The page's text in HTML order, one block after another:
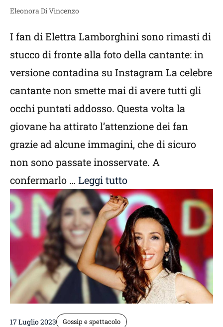
Eleonora Di Vincenzo
I fan di Elettra Lamborghini sono rimasti di
stucco di fronte alla foto della cantante: in
versione contadina su Instagram La celebre
cantante non smette mai di avere tutti gli
occhi puntati addosso. Questa volta la
giovane ha attirato l’attenzione dei fan
grazie ad alcune immagini, che di sicuro
non sono passate inosservate. A
confermarlo … Leggi tutto
17 Luglio 2023 Gossip e spettacolo